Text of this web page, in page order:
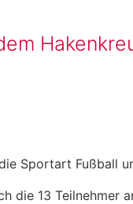
Sportart Fußball
die 13 Teilnehmer